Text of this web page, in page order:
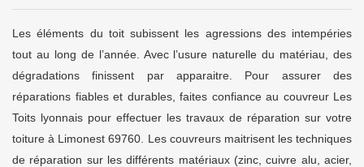
Les éléments du toit subissent les agressions des intempéries
tout au long de l’année. Avec l’usure naturelle du matériau, des
dégradations finissent par apparaitre. Pour assurer des
réparations fiables et durables, faites confiance au couvreur Les
Toits lyonnais pour effectuer les travaux de réparation sur votre
toiture à Limonest 69760. Les couvreurs maitrisent les techniques
de réparation sur les différents matériaux (zinc, cuivre alu, acier,